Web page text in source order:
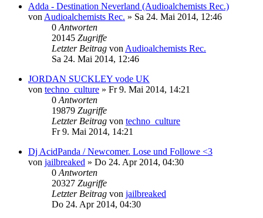
Adda - Destination Neverland (Audioalchemists Rec.)
von Audioalchemists Rec. » Sa 24. Mai 2014, 12:46
0 Antworten
20145 Zugriffe
Letzter Beitrag von Audioalchemists Rec.
Sa 24. Mai 2014, 12:46
JORDAN SUCKLEY vode UK
von techno_culture » Fr 9. Mai 2014, 14:21
0 Antworten
19879 Zugriffe
Letzter Beitrag von techno_culture
Fr 9. Mai 2014, 14:21
Dj AcidPanda / Newcomer. Lose und Followe <3
von jailbreaked » Do 24. Apr 2014, 04:30
0 Antworten
20327 Zugriffe
Letzter Beitrag von jailbreaked
Do 24. Apr 2014, 04:30